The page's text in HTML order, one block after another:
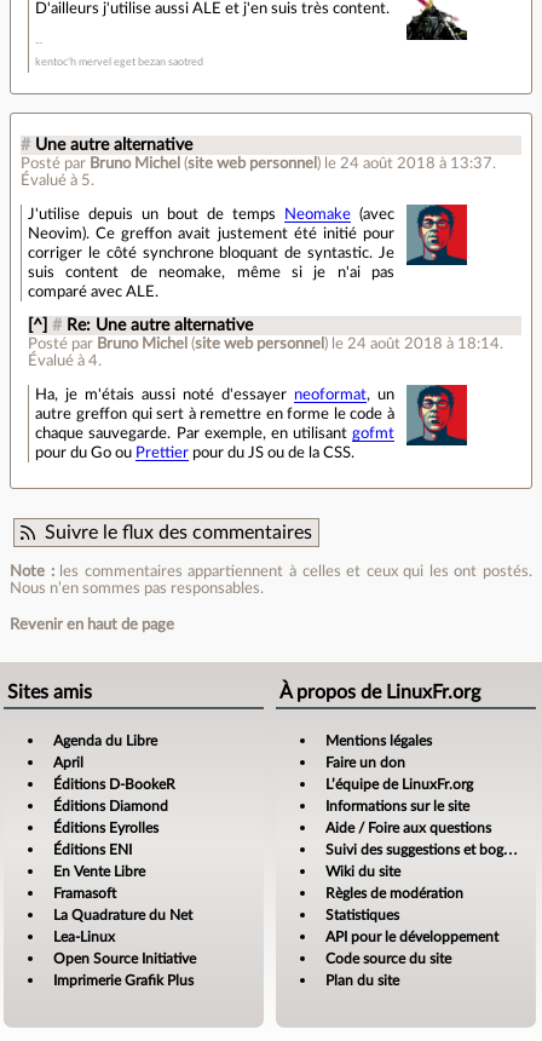
D'ailleurs j'utilise aussi ALE et j'en suis très content.
kentoc'h mervel eget bezan saotred
# Une autre alternative
Posté par Bruno Michel (site web personnel ) le 24 août 2018 à 13:37.
Évalué à 5.
J'utilise depuis un bout de temps Neomake (avec
Neovim). Ce greffon avait justement été initié pour
corriger le côté synchrone bloquant de syntastic. Je
suis content de neomake, même si je n'ai pas
comparé avec ALE.
[^] # Re: Une autre alternative
Posté par Bruno Michel (site web personnel ) le 24 août 2018 à 18:14.
Évalué à4.
Ha, je m'étais aussi noté d'essayer neoformat, un
autre greffon qui sert à remettre en forme le code à
chaque sauvegarde. Par exemple, en utilisant gofmt
pour du Go ou Prettier pour du JS ou de la CSS.
Suivre le flux des commentaires
Note :les commentaires appartiennent à celles et ceux qui les ont postés.
Nous n’en sommes pas responsables.
Revenir en haut de page
Sites amis
Agenda du Libre
April
Éditions D-BookeR
Éditions Diamond
Éditions Eyrolles
Éditions ENI
En Vente Libre
Framasoft
La Quadrature du Net
Lea-Linux
Open Source Initiative
Imprimerie Grafik Plus
À propos de LinuxFr.org
Mentions légales
Faire un don
L’équipe de LinuxFr.org
Informations sur le site
Aide / Foire aux questions
Suivi des suggestions et bogues
Wiki du site
Règles de modération
Statistiques
API pour le développement
Code source du site
Plan du site